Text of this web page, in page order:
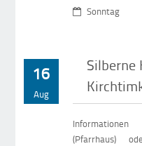
Sonntag
16
Aug
(Pfarrhaus)